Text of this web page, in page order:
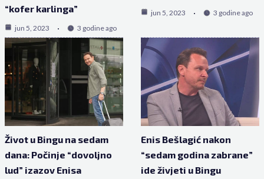
“kofer karlinga”
jun 5, 2023 3 godine ago
jun 5, 2023 3 godine ago
Život u Bingu na sedam
dana: Počinje “dovoljno
lud” izazov Enisa
Enis Bešlagić nakon
“sedam godina zabrane”
ide živjeti u Bingu